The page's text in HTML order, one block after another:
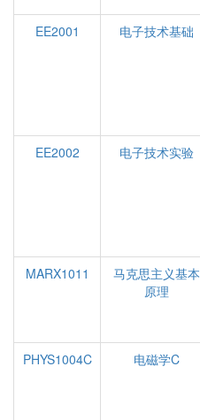
EE2001
电子技术基础
EE2002
电子技术实验
MARX1011
马克思主义基本
原理
PHYS1004C
电磁学C